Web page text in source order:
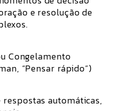
e resolução de
Congelamento
“Pensar rápido”)
respostas automáticas,